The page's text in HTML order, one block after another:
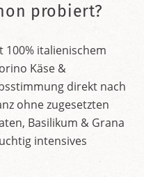
probiert?
100% italienischem
Käse &
direkt nach
ohne zugesetzten
Basilikum & Grana
intensives